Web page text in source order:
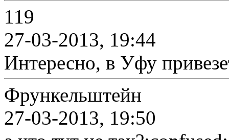
119
27-03-2013, 19:44
Интересно, в Уфу
Фрункельштейн
27-03-2013, 19:50